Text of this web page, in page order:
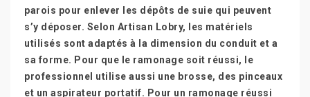
parois pour enlever les dépôts de suie qui peuvent
s’y déposer. Selon Artisan Lobry, les matériels
utilisés sont adaptés à la dimension du conduit et a
sa forme. Pour que le ramonage soit réussi, le
professionnel utilise aussi une brosse, des pinceaux
et un aspirateur portatif. Pour un ramonage réussi